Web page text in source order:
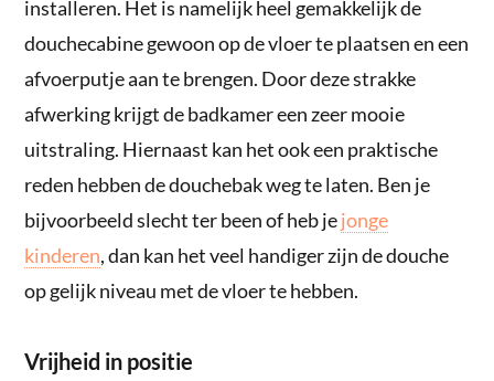
installeren. Het is namelijk heel gemakkelijk de
douchecabine gewoon op de vloer te plaatsen en een
afvoerputje aan te brengen. Door deze strakke
afwerking krijgt de badkamer een zeer mooie
uitstraling. Hiernaast kan het ook een praktische
reden hebben de douchebak weg te laten. Ben je
bijvoorbeeld slecht ter been of heb jejonge
kinderen, dan kan het veel handiger zijn de douche
op gelijk niveau met de vloer te hebben.
Vrijheid in positie